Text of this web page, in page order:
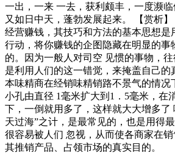
一出，一来 一去，获利颇丰，一度濒
又如日中天，蓬勃发展起来。 【赏析
经营赚钱，其技巧和方法的基本思想是
行动，将你赚钱的企图隐藏在明显的事
的。因为一般人对司空 见惯的事物，
是利用人们的这一错觉，来掩盖自己的
本味精商在经销味精销路不景气的情况
小孔由直径 1毫米扩大到1．5毫米，在
下，一倒就用多了，这样就大大增多了
天过海”之计，是最常见的，也是用得
很容易被人们 忽视，从而使各商家在
其推销产品、占领市场的真实目的。